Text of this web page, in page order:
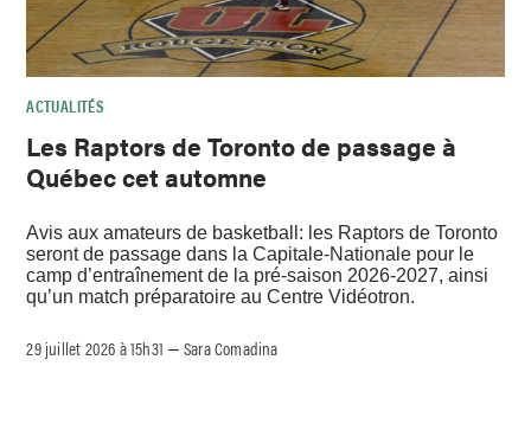
ACTUALITÉS
Les Raptors de Toronto de passage à
Québec cet automne
Avis aux amateurs de basketball: les Raptors de Toronto
seront de passage dans la Capitale-Nationale pour le
camp d’entraînement de la pré-saison 2026-2027, ainsi
qu’un match préparatoire au Centre Vidéotron.
29 juillet 2026 à 15h31 –Sara Comadina